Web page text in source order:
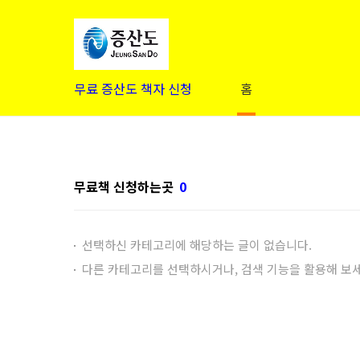
무료 증산도 책자 신청 홈
무료책 신청하는곳 0
선택하신 카테고리에 해당하는 글이 없습니다.
다른 카테고리를 선택하시거나, 검색 기능을 활용해 보